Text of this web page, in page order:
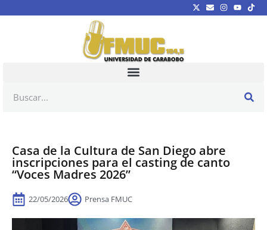
Casa de la Cultura de San Diego abre
inscripciones para el casting de canto
“Voces Madres 2026”
22/05/2026 Prensa FMUC